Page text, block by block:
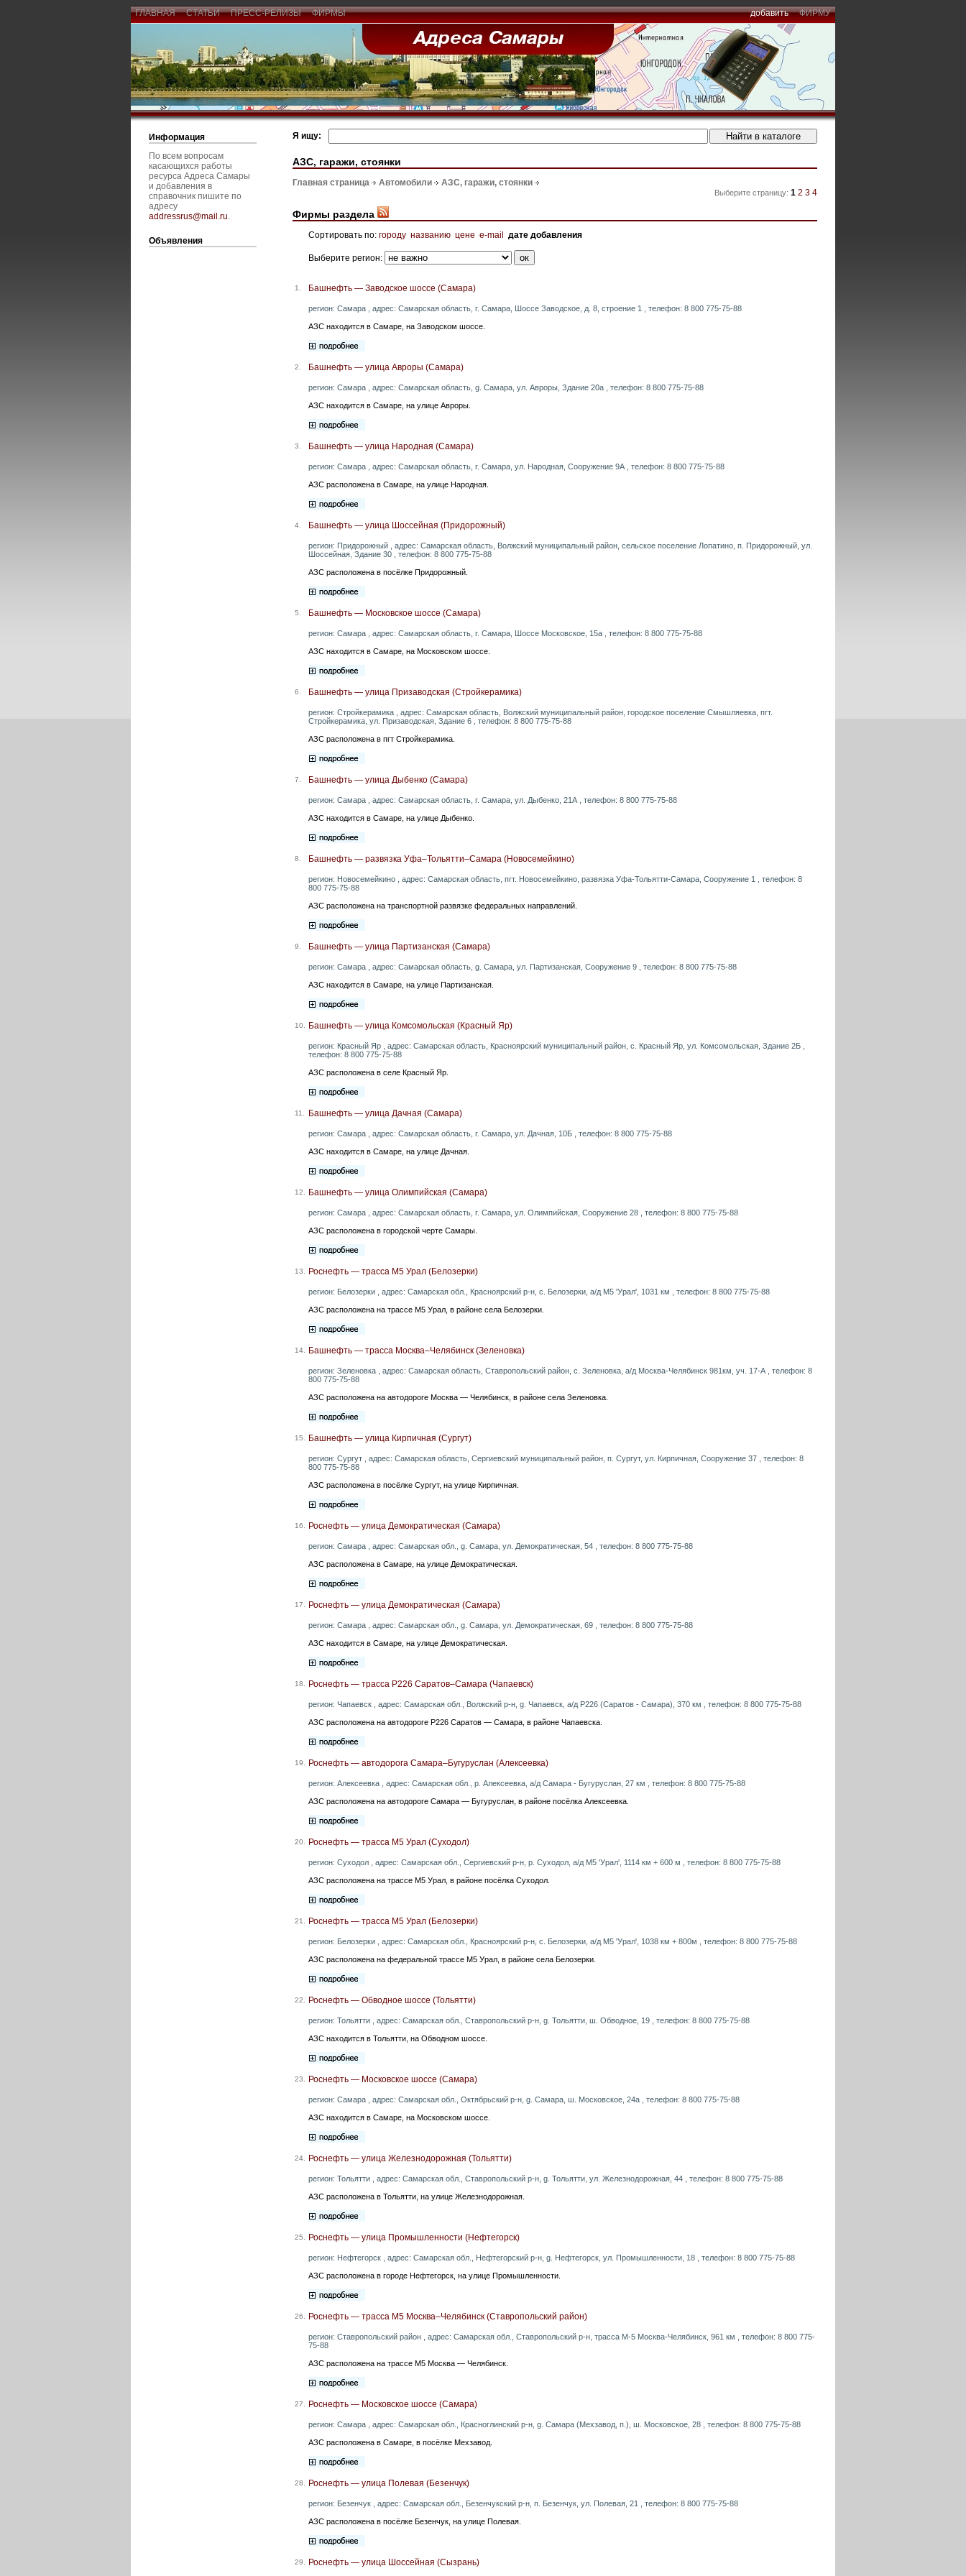
ГЛАВНАЯ СТАТЬИ ПРЕСС-РЕЛИЗЫ ФИРМЫ добавить ФИРМУ
Информация
По всем вопросам
касающихся работы
ресурса Адреса Самары
и добавления в
справочник пишите по
адресу
addressrus@mail.ru.
Объявления
Я ищу:
АЗС, гаражи, стоянки
Главная страница Автомобили АЗС, гаражи, стоянки
Выберите страницу: 1 2 3 4
Фирмы раздела
Сортировать по: городу названию цене e-mail дате добавления
Выберите регион:
1. Башнефть — Заводское шоссе (Самара)
регион: Самара , адрес: Самарская область, г. Самара, Шоссе Заводское, д. 8, строение 1 , телефон: 8 800 775-75-88
АЗС находится в Самаре, на Заводском шоссе.
2. Башнефть — улица Авроры (Самара)
регион: Самара , адрес: Самарская область, g. Самара, ул. Авроры, Здание 20а , телефон: 8 800 775-75-88
АЗС находится в Самаре, на улице Авроры.
3. Башнефть — улица Народная (Самара)
регион: Самара , адрес: Самарская область, г. Самара, ул. Народная, Сооружение 9А , телефон: 8 800 775-75-88
АЗС расположена в Самаре, на улице Народная.
4. Башнефть — улица Шоссейная (Придорожный)
регион: Придорожный , адрес: Самарская область, Волжский муниципальный район, сельское поселение Лопатино, п. Придорожный, ул.
Шоссейная, Здание 30 , телефон: 8 800 775-75-88
АЗС расположена в посёлке Придорожный.
5. Башнефть — Московское шоссе (Самара)
регион: Самара , адрес: Самарская область, г. Самара, Шоссе Московское, 15а , телефон: 8 800 775-75-88
АЗС находится в Самаре, на Московском шоссе.
6. Башнефть — улица Призаводская (Стройкерамика)
регион: Стройкерамика , адрес: Самарская область, Волжский муниципальный район, городское поселение Смышляевка, пгт.
Стройкерамика, ул. Призаводская, Здание 6 , телефон: 8 800 775-75-88
АЗС расположена в пгт Стройкерамика.
7. Башнефть — улица Дыбенко (Самара)
регион: Самара , адрес: Самарская область, г. Самара, ул. Дыбенко, 21А , телефон: 8 800 775-75-88
АЗС находится в Самаре, на улице Дыбенко.
8. Башнефть — развязка Уфа–Тольятти–Самара (Новосемейкино)
регион: Новосемейкино , адрес: Самарская область, пгт. Новосемейкино, развязка Уфа-Тольятти-Самара, Сооружение 1 , телефон: 8
800 775-75-88
АЗС расположена на транспортной развязке федеральных направлений.
9. Башнефть — улица Партизанская (Самара)
регион: Самара , адрес: Самарская область, g. Самара, ул. Партизанская, Сооружение 9 , телефон: 8 800 775-75-88
АЗС находится в Самаре, на улице Партизанская.
10. Башнефть — улица Комсомольская (Красный Яр)
регион: Красный Яр , адрес: Самарская область, Красноярский муниципальный район, с. Красный Яр, ул. Комсомольская, Здание 2Б ,
телефон: 8 800 775-75-88
АЗС расположена в селе Красный Яр.
11. Башнефть — улица Дачная (Самара)
регион: Самара , адрес: Самарская область, г. Самара, ул. Дачная, 10Б , телефон: 8 800 775-75-88
АЗС находится в Самаре, на улице Дачная.
12. Башнефть — улица Олимпийская (Самара)
регион: Самара , адрес: Самарская область, г. Самара, ул. Олимпийская, Сооружение 28 , телефон: 8 800 775-75-88
АЗС расположена в городской черте Самары.
13. Роснефть — трасса М5 Урал (Белозерки)
регион: Белозерки , адрес: Самарская обл., Красноярский р-н, с. Белозерки, а/д М5 'Урал', 1031 км , телефон: 8 800 775-75-88
АЗС расположена на трассе М5 Урал, в районе села Белозерки.
14. Башнефть — трасса Москва–Челябинск (Зеленовка)
регион: Зеленовка , адрес: Самарская область, Ставропольский район, с. Зеленовка, а/д Москва-Челябинск 981км, уч. 17-А , телефон: 8
800 775-75-88
АЗС расположена на автодороге Москва — Челябинск, в районе села Зеленовка.
15. Башнефть — улица Кирпичная (Сургут)
регион: Сургут , адрес: Самарская область, Сергиевский муниципальный район, п. Сургут, ул. Кирпичная, Сооружение 37 , телефон: 8
800 775-75-88
АЗС расположена в посёлке Сургут, на улице Кирпичная.
16. Роснефть — улица Демократическая (Самара)
регион: Самара , адрес: Самарская обл., g. Самара, ул. Демократическая, 54 , телефон: 8 800 775-75-88
АЗС расположена в Самаре, на улице Демократическая.
17. Роснефть — улица Демократическая (Самара)
регион: Самара , адрес: Самарская обл., g. Самара, ул. Демократическая, 69 , телефон: 8 800 775-75-88
АЗС находится в Самаре, на улице Демократическая.
18. Роснефть — трасса Р226 Саратов–Самара (Чапаевск)
регион: Чапаевск , адрес: Самарская обл., Волжский р-н, g. Чапаевск, а/д Р226 (Саратов - Самара), 370 км , телефон: 8 800 775-75-88
АЗС расположена на автодороге Р226 Саратов — Самара, в районе Чапаевска.
19. Роснефть — автодорога Самара–Бугуруслан (Алексеевка)
регион: Алексеевка , адрес: Самарская обл., p. Алексеевка, а/д Самара - Бугуруслан, 27 км , телефон: 8 800 775-75-88
АЗС расположена на автодороге Самара — Бугуруслан, в районе посёлка Алексеевка.
20. Роснефть — трасса М5 Урал (Суходол)
регион: Суходол , адрес: Самарская обл., Сергиевский р-н, p. Суходол, а/д М5 'Урал', 1114 км + 600 м , телефон: 8 800 775-75-88
АЗС расположена на трассе М5 Урал, в районе посёлка Суходол.
21. Роснефть — трасса М5 Урал (Белозерки)
регион: Белозерки , адрес: Самарская обл., Красноярский р-н, с. Белозерки, а/д М5 'Урал', 1038 км + 800м , телефон: 8 800 775-75-88
АЗС расположена на федеральной трассе М5 Урал, в районе села Белозерки.
22. Роснефть — Обводное шоссе (Тольятти)
регион: Тольятти , адрес: Самарская обл., Ставропольский р-н, g. Тольятти, ш. Обводное, 19 , телефон: 8 800 775-75-88
АЗС находится в Тольятти, на Обводном шоссе.
23. Роснефть — Московское шоссе (Самара)
регион: Самара , адрес: Самарская обл., Октябрьский р-н, g. Самара, ш. Московское, 24а , телефон: 8 800 775-75-88
АЗС находится в Самаре, на Московском шоссе.
24. Роснефть — улица Железнодорожная (Тольятти)
регион: Тольятти , адрес: Самарская обл., Ставропольский р-н, g. Тольятти, ул. Железнодорожная, 44 , телефон: 8 800 775-75-88
АЗС расположена в Тольятти, на улице Железнодорожная.
25. Роснефть — улица Промышленности (Нефтегорск)
регион: Нефтегорск , адрес: Самарская обл., Нефтегорский р-н, g. Нефтегорск, ул. Промышленности, 18 , телефон: 8 800 775-75-88
АЗС расположена в городе Нефтегорск, на улице Промышленности.
26. Роснефть — трасса М5 Москва–Челябинск (Ставропольский район)
регион: Ставропольский район , адрес: Самарская обл., Ставропольский р-н, трасса М-5 Москва-Челябинск, 961 км , телефон: 8 800 775-
75-88
АЗС расположена на трассе М5 Москва — Челябинск.
27. Роснефть — Московское шоссе (Самара)
регион: Самара , адрес: Самарская обл., Красноглинский р-н, g. Самара (Мехзавод, п.), ш. Московское, 28 , телефон: 8 800 775-75-88
АЗС расположена в Самаре, в посёлке Мехзавод.
28. Роснефть — улица Полевая (Безенчук)
регион: Безенчук , адрес: Самарская обл., Безенчукский р-н, п. Безенчук, ул. Полевая, 21 , телефон: 8 800 775-75-88
АЗС расположена в посёлке Безенчук, на улице Полевая.
29. Роснефть — улица Шоссейная (Сызрань)